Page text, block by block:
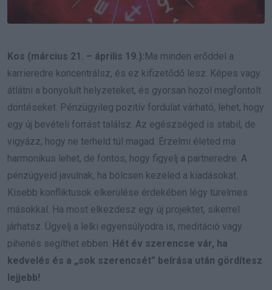
Kos (március 21. – április 19.):Ma minden erőddel a
karrieredre koncentrálsz, és ez kifizetődő lesz. Képes vagy
átlátni a bonyolult helyzeteket, és gyorsan hozol megfontolt
döntéseket. Pénzügyileg pozitív fordulat várható, lehet, hogy
egy új bevételi forrást találsz. Az egészséged is stabil, de
vigyázz, hogy ne terheld túl magad. Érzelmi életed ma
harmonikus lehet, de fontos, hogy figyelj a partneredre. A
pénzügyeid javulnak, ha bölcsen kezeled a kiadásokat.
Kisebb konfliktusok elkerülése érdekében légy türelmes
másokkal. Ha most elkezdesz egy új projektet, sikerrel
járhatsz. Ügyelj a lelki egyensúlyodra is, meditáció vagy
pihenés segíthet ebben. Hét év szerencse vár, ha
kedvelés és a „sok szerencsét” beírása után gördítesz
lejjebb!